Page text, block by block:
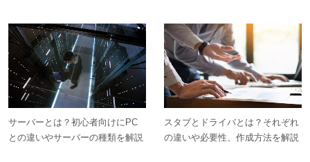
サーバーとは？初心者向けにPC
との違いやサーバーの種類を解説
スタブとドライバとは？それぞれ
の違いや必要性、作成方法を解説